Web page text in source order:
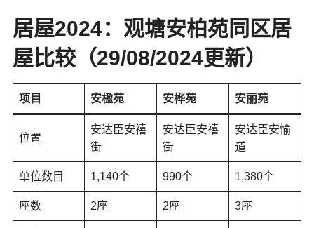
居屋2024： 观塘安柏苑同区居
屋比较（29/08/2024更新）
项目 安楹苑 安桦苑 安丽苑
位置
安达臣安禧
街
安达臣安禧
街
安达臣安愉
道
单位数目 1,140个 990个 1,380个
座数 2座 2座 3座